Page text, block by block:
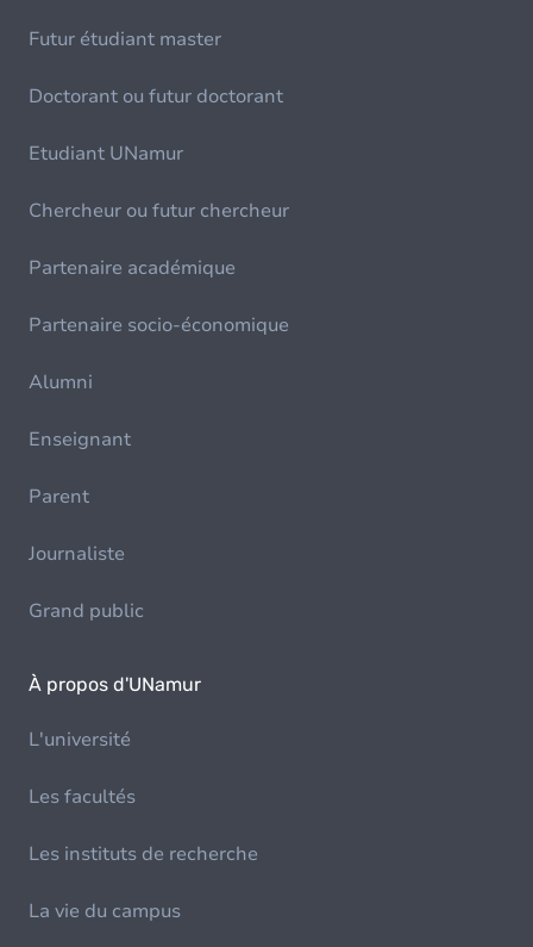
Futur étudiant master
Doctorant ou futur doctorant
Etudiant UNamur
Chercheur ou futur chercheur
Partenaire académique
Partenaire socio-économique
Alumni
Enseignant
Parent
Journaliste
Grand public
À propos d'UNamur
L'université
Les facultés
Les instituts de recherche
La vie du campus